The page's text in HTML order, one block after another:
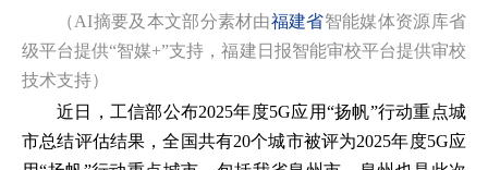
（AI摘要及本文部分素材由福建省智能媒体资源库省
级平台提供“智媒+”支持，福建日报智能审校平台提供审校
技术支持）
近日，工信部公布2025年度5G应用“扬帆”行动重点城
市总结评估结果，全国共有20个城市被评为2025年度5G应